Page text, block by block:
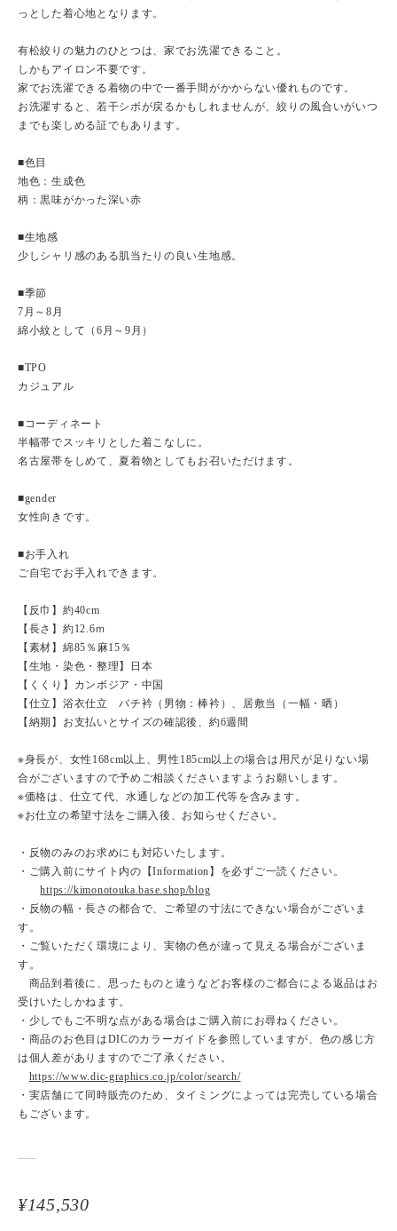
っとした着心地となります。
有松絞りの魅力のひとつは、家でお洗濯できること。
しかもアイロン不要です。
家でお洗濯できる着物の中で一番手間がかからない優れものです。
お洗濯すると、若干シボが戻るかもしれませんが、絞りの風合いがいつ
までも楽しめる証でもあります。
■色目
地色：生成色
柄：黒味がかった深い赤
■生地感
少しシャリ感のある肌当たりの良い生地感。
■季節
7月～8月
綿小紋として（6月～9月）
■TPO
カジュアル
■コーディネート
半幅帯でスッキリとした着こなしに。
名古屋帯をしめて、夏着物としてもお召いただけます。
■gender
女性向きです。
■お手入れ
ご自宅でお手入れできます。
【反巾】約40cm
【長さ】約12.6ｍ
【素材】綿85％麻15％
【生地・染色・整理】日本
【くくり】カンボジア・中国
【仕立】浴衣仕立 バチ衿（男物：棒衿）、居敷当（一幅・晒）
【納期】お支払いとサイズの確認後、約6週間
※身長が、女性168cm以上、男性185cm以上の場合は用尺が足りない場
合がございますので予めご相談くださいますようお願いします。
※価格は、仕立て代、水通しなどの加工代等を含みます。
※お仕立の希望寸法をご購入後、お知らせください。
・反物のみのお求めにも対応いたします。
・ご購入前にサイト内の【Information】を必ずご一読ください。
https://kimonotouka.base.shop/blog
・反物の幅・長さの都合で、ご希望の寸法にできない場合がございま
す。
・ご覧いただく環境により、実物の色が違って見える場合がございま
す。
商品到着後に、思ったものと違うなどお客様のご都合による返品はお
受けいたしかねます。
・少しでもご不明な点がある場合はご購入前にお尋ねください。
・商品のお色目はDICのカラーガイドを参照していますが、色の感じ方
は個人差がありますのでご了承ください。
https://www.dic-graphics.co.jp/color/search/
・実店舗にて同時販売のため、タイミングによっては完売している場合
もございます。
¥145,530